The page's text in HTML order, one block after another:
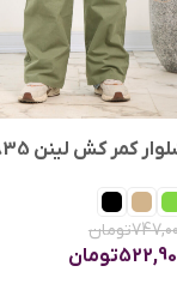
کمر کش لینن 1835
تومان
تومان